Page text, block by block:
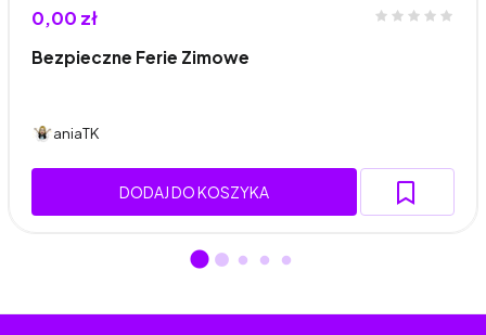
0,00 zł
Bezpieczne Ferie Zimowe
aniaTK
DODAJ DO KOSZYKA